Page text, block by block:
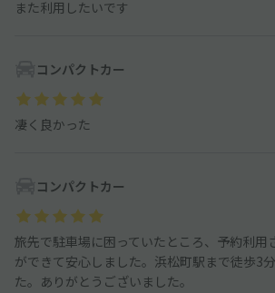
また利用したいです
コンパクトカー
凄く良かった
コンパクトカー
旅先で駐車場に困っていたところ、予約利用
ができて安心しました。浜松町駅まで徒歩3
た。ありがとうございました。